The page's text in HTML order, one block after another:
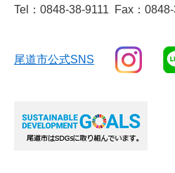
Tel：0848-38-9111
Fax：
尾道市公式SNS